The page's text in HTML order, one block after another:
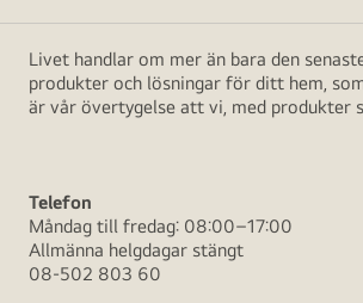
Livet handlar om mer än bara den
produkter och lösningar för ditt hem,
är vår övertygelse att vi, med produkter
Telefon
Måndag till fredag: 08:00–17:00
Allmänna helgdagar stängt
08-502 803 60